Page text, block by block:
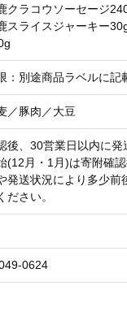
クラコウソーセージ
スライスジャーキー
：別途商品ラベルに記
／豚肉／大豆
後、30営業日以内に発
(12月・1月)は寄附確
発送状況により多少前
ださい。
0624